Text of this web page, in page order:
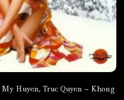
Huyen, Truc Quyen – Khong